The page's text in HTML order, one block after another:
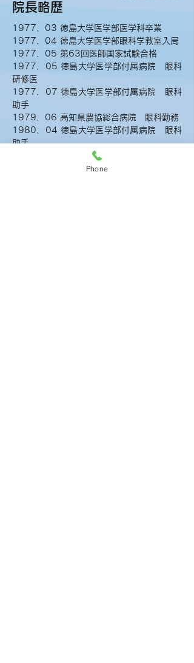
院長略歴
1977．03 徳島大学医学部医学科卒業
1977．04 徳島大学医学部眼科学教室入局
1977．05 第63回医師国家試験合格
1977．05 徳島大学医学部付属病院 眼科
研修医
1977．07 徳島大学医学部付属病院 眼科
助手
1979．06 高知県農協総合病院 眼科勤務
1980．04 徳島大学医学部付属病院 眼科
助手
1980．05 徳島大学医学部 眼科学講座助
Phone